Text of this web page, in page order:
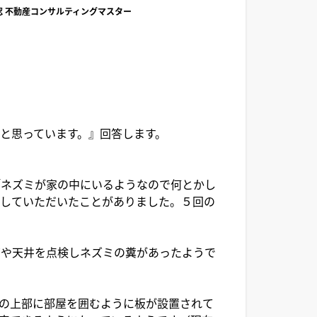
動産コンサルティングマスター
っています。』回答します。
ズミが家の中にいるようなので何とかし
ていただいたことがありました。５回の
井を点検しネズミの糞があったようで
部に部屋を囲むように板が設置されて